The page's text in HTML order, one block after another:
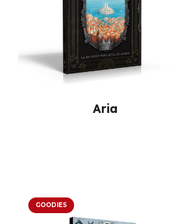
Aria
GOODIES